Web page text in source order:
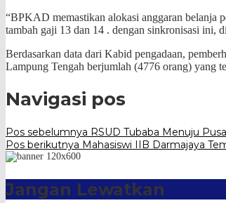
“BPKAD memastikan alokasi anggaran belanja
tambah gaji 13 dan 14 . dengan sinkronisasi ini,
Berdasarkan data dari Kabid pengadaan,
Lampung Tengah berjumlah (4776 orang) yang
Navigasi pos
Pos sebelumnya RSUD Tubaba Menuju
Pos berikutnya Mahasiswi IIB Darmajaya
Jangan Lewatkan